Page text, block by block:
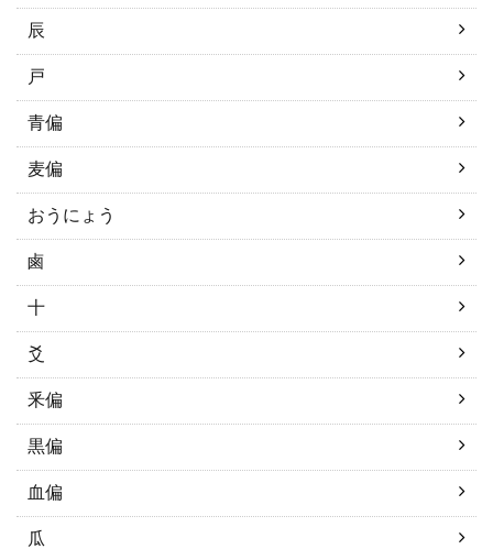
辰
戸
青偏
麦偏
おうにょう
鹵
十
爻
釆偏
黒偏
血偏
瓜